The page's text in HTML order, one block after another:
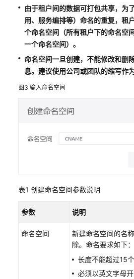
用
的
权
购
买
华
云
Astro
应
授
用
使
由于租户间的数据可打包共享，为
用、服务编排等）命名的重复，租
个命名空间（所有租户下的命名空
一个命名空间）。
命名空间一旦创建， 不能修改和删
息。建议使用公司或团队的缩写作
图3 输入命名空间
表1 创建命名空间参数说明
参数 说明
命名空间
新建命名空间的名
除。命名要求如下：
长度不能超过15个
必须以英文字母